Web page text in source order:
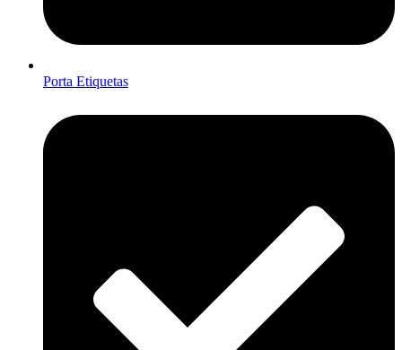
Porta Etiquetas